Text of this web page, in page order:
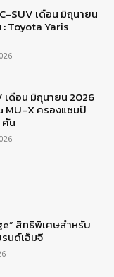
SUV เดือน มิถุนายน
: Toyota Yaris
เดือน มิถุนายน 2026
MU-X ครองแชมป์
คัน
สิทธิพิเศษสำหรับ
นด์เอ็มจี